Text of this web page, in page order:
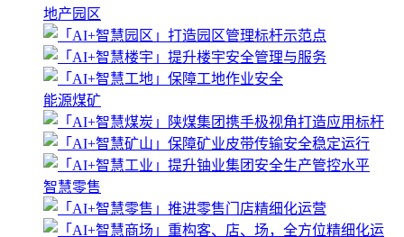
地产园区
能源煤矿
智慧零售